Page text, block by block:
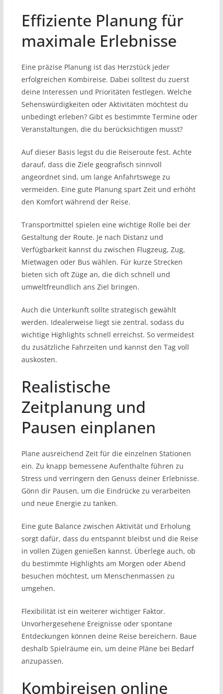
Effiziente Planung für
maximale Erlebnisse
Eine präzise Planung ist das Herzstück jeder
erfolgreichen Kombireise. Dabei solltest du zuerst
deine Interessen und Prioritäten festlegen. Welche
Sehenswürdigkeiten oder Aktivitäten möchtest du
unbedingt erleben? Gibt es bestimmte Termine oder
Veranstaltungen, die du berücksichtigen musst?
Auf dieser Basis legst du die Reiseroute fest. Achte
darauf, dass die Ziele geografisch sinnvoll
angeordnet sind, um lange Anfahrtswege zu
vermeiden. Eine gute Planung spart Zeit und erhöht
den Komfort während der Reise.
Transportmittel spielen eine wichtige Rolle bei der
Gestaltung der Route. Je nach Distanz und
Verfügbarkeit kannst du zwischen Flugzeug, Zug,
Mietwagen oder Bus wählen. Für kurze Strecken
bieten sich oft Züge an, die dich schnell und
umweltfreundlich ans Ziel bringen.
Auch die Unterkunft sollte strategisch gewählt
werden. Idealerweise liegt sie zentral, sodass du
wichtige Highlights schnell erreichst. So vermeidest
du zusätzliche Fahrzeiten und kannst den Tag voll
auskosten.
Realistische
Zeitplanung und
Pausen einplanen
Plane ausreichend Zeit für die einzelnen Stationen
ein. Zu knapp bemessene Aufenthalte führen zu
Stress und verringern den Genuss deiner Erlebnisse.
Gönn dir Pausen, um die Eindrücke zu verarbeiten
und neue Energie zu tanken.
Eine gute Balance zwischen Aktivität und Erholung
sorgt dafür, dass du entspannt bleibst und die Reise
in vollen Zügen genießen kannst. Überlege auch, ob
du bestimmte Highlights am Morgen oder Abend
besuchen möchtest, um Menschenmassen zu
umgehen.
Flexibilität ist ein weiterer wichtiger Faktor.
Unvorhergesehene Ereignisse oder spontane
Entdeckungen können deine Reise bereichern. Baue
deshalb Spielräume ein, um deine Pläne bei Bedarf
anzupassen.
Kombireisen online